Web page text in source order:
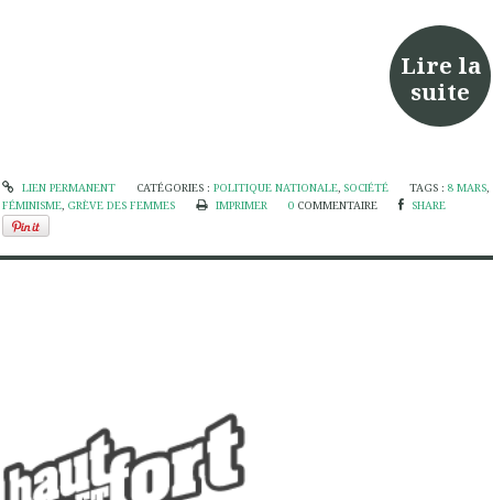
Lire la
suite
LIEN PERMANENT CATÉGORIES : POLITIQUE NATIONALE, SOCIÉTÉ TAGS :8 MARS,
FÉMINISME, GRÈVE DES FEMMES IMPRIMER 0 COMMENTAIRE SHARE